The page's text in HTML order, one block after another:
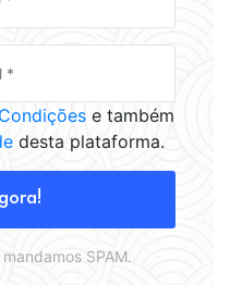
e também
desta plataforma.
SPAM.